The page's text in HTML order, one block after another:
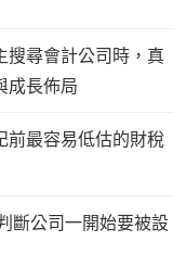
搜尋會計公司時，真
成長佈局
前最容易低估的財稅
斷公司一開始要被設